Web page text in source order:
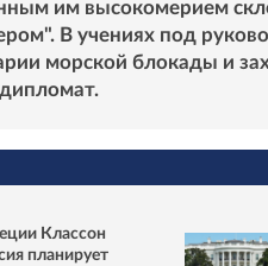
им высокомерием
В учениях под
морской блокады и
Классон
планирует